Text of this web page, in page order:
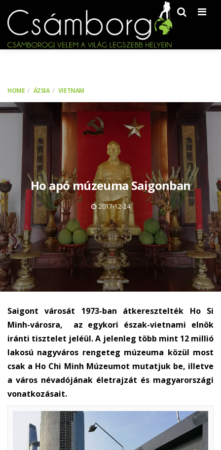
HOME ÁZSIA VIETNAM
Ho apó múzeuma Saigonban
2017-12-24
Saigont városát 1973-ban átkeresztelték Ho Si
Minh-városra, az egykori észak-vietnami elnök
iránti tisztelet jeléül. A jelenleg több mint 12 millió
lakosú nagyváros rengeteg múzeuma közül most
csak a Ho Chi Minh Múzeumot mutatjuk be, illetve
a város névadójának életrajzát és magyarországi
vonatkozásait.